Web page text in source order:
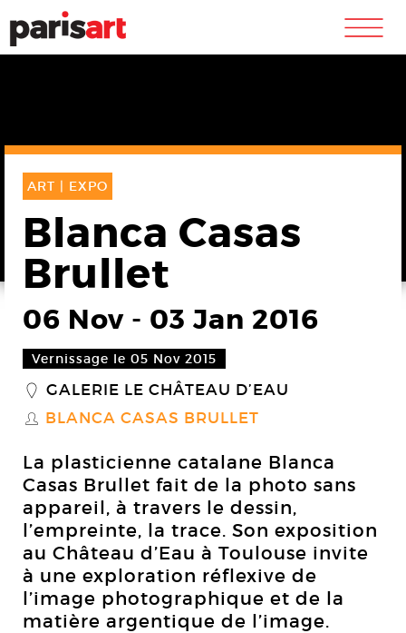
m
ART | EXPO
Blanca Casas
Brullet
06 Nov - 03 Jan 2016
Vernissage le 05 Nov 2015
_ GALERIE LE CHÂTEAU D’EAU
S BLANCA CASAS BRULLET
La plasticienne catalane Blanca
Casas Brullet fait de la photo sans
appareil, à travers le dessin,
l’empreinte, la trace. Son exposition
au Château d’Eau à Toulouse invite
à une exploration réflexive de
l’image photographique et de la
matière argentique de l’image.